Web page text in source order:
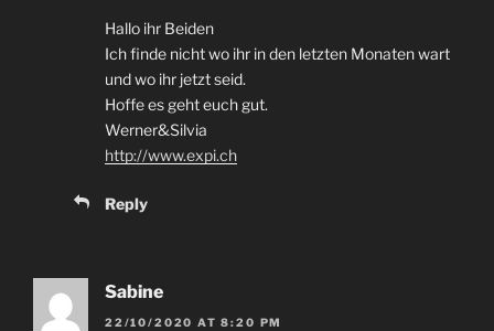
Hallo ihr Beiden
Ich finde nicht wo ihr in den letzten Monaten wart
und wo ihr jetzt seid.
Hoffe es geht euch gut.
Werner&Silvia
http://www.expi.ch
Reply
Sabine
22/10/2020 AT 8:20 PM